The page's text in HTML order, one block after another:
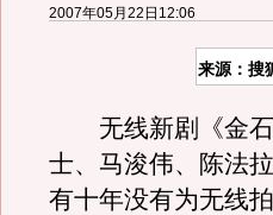
2007年05月22日12:06
来源：搜
无线新剧《金石
士、马浚伟、陈法
有十年没有为无线